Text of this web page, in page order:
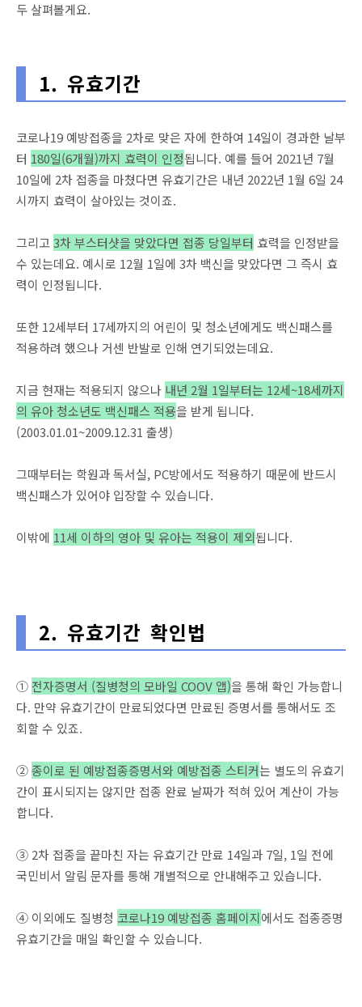
두 살펴볼게요.
1. 유효기간
코로나19 예방접종을 2차로 맞은 자에 한하여 14일이 경과한 날부
터 180일(6개월)까지 효력이 인정됩니다. 예를 들어 2021년 7월
10일에 2차 접종을 마쳤다면 유효기간은 내년 2022년 1월 6일 24
시까지 효력이 살아있는 것이죠.
그리고3차 부스터샷을 맞았다면 접종 당일부터 효력을 인정받을
수 있는데요. 예시로 12월 1일에 3차 백신을 맞았다면 그 즉시 효
력이 인정됩니다.
또한 12세부터 17세까지의 어린이 및 청소년에게도 백신패스를
적용하려 했으나 거센 반발로 인해 연기되었는데요.
지금 현재는 적용되지 않으나 내년 2월 1일부터는 12세~18세까지
의 유아 청소년도 백신패스 적용을 받게 됩니다.
(2003.01.01~2009.12.31 출생)
그때부터는 학원과 독서실, PC방에서도 적용하기 때문에 반드시
백신패스가 있어야 입장할 수 있습니다.
이밖에 11세 이하의 영아 및 유아는 적용이 제외됩니다.
2. 유효기간 확인법
① 전자증명서 (질병청의 모바일 COOV 앱)을 통해 확인 가능합니
다. 만약 유효기간이 만료되었다면 만료된 증명서를 통해서도 조
회할 수 있죠.
②종이로 된 예방접종증명서와 예방접종 스티커는 별도의 유효기
간이 표시되지는 않지만 접종 완료 날짜가 적혀 있어 계산이 가능
합니다.
③ 2차 접종을 끝마친 자는 유효기간 만료 14일과 7일, 1일 전에
국민비서 알림 문자를 통해 개별적으로 안내해주고 있습니다.
④ 이외에도 질병청 코로나19 예방접종 홈페이지에서도 접종증명
유효기간을 매일 확인할 수 있습니다.